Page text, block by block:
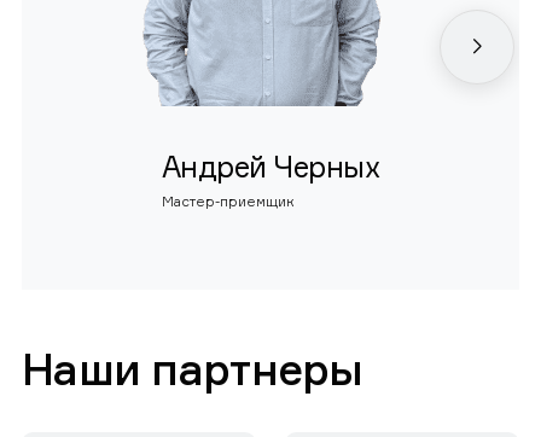
Андрей Черных
Мастер-приемщик
Наши партнеры